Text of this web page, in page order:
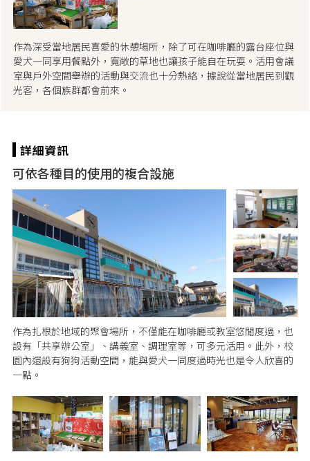
作為深受當地居民喜愛的休憩場所，除了可在咖啡廳的露台座位與
愛犬一同享用餐點外，寬敞的草地也讓孩子能自在玩耍。活用會議
室與戶外空間舉辦的活動與交流也十分熱絡，據說從當地居民到觀
光客，各個族群都會前來。
可依各種目的使用的複合設施
作為扎根於地域的聚會場所，不僅能在咖啡廳或教室悠閒度過，也
設有「共享辦公室」、講義室、調理室等，可多元活用。此外，校
園內還設有狗狗活動空間，能與愛犬一同度過時光也是令人欣喜的
一點。